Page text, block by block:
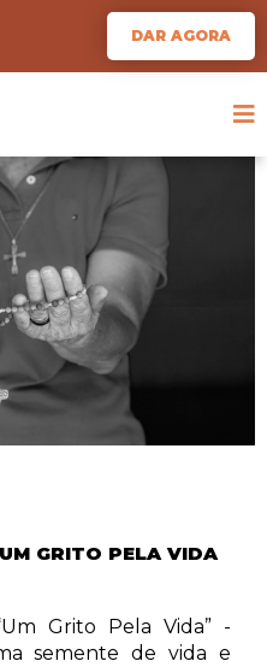
DAR AGORA
GRITO PELA VIDA
Grito Pela Vida” -
semente de vida e